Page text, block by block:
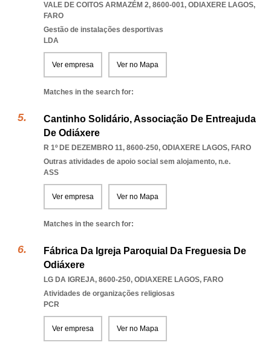
VALE DE COITOS ARMAZÉM 2, 8600-001, ODIAXERE LAGOS,
FARO
Gestão de instalações desportivas
LDA
Ver empresa Ver no Mapa
Matches in the search for:
Cantinho Solidário, Associação De Entreajuda
De Odiáxere
R 1º DE DEZEMBRO 11, 8600-250, ODIAXERE LAGOS, FARO
Outras atividades de apoio social sem alojamento, n.e.
ASS
Ver empresa Ver no Mapa
Matches in the search for:
Fábrica Da Igreja Paroquial Da Freguesia De
Odiáxere
LG DA IGREJA, 8600-250, ODIAXERE LAGOS, FARO
Atividades de organizações religiosas
PCR
Ver empresa Ver no Mapa